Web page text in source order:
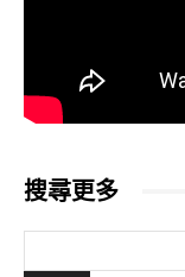
搜尋更多